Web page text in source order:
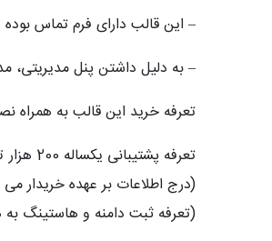
– این قالب دارای فرم تماس
– به دلیل داشتن پنل
تعرفه خرید این قالب به همراه نصب
تعرفه پشتیبانی یکساله 200 هزار تومان می باشد.
(درج اطلاعات بر عهده خریدار
(تعرفه ثبت دامنه و هاستینگ به